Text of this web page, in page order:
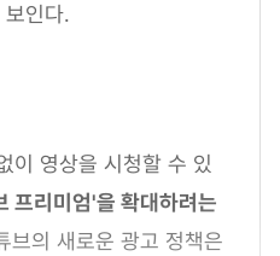
인다.
이 영상을 시청할 수 있
프리미엄'을 확대하려는
브의 새로운 광고 정책은